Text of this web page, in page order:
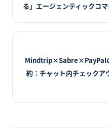
込む水平統合戦略を選択し
マースのアーキテクチャ競
めています。
決済層ではPayPal・
点ではARK Investの「2030
的なEC市場の枠組みその
換わる予兆が示された一日